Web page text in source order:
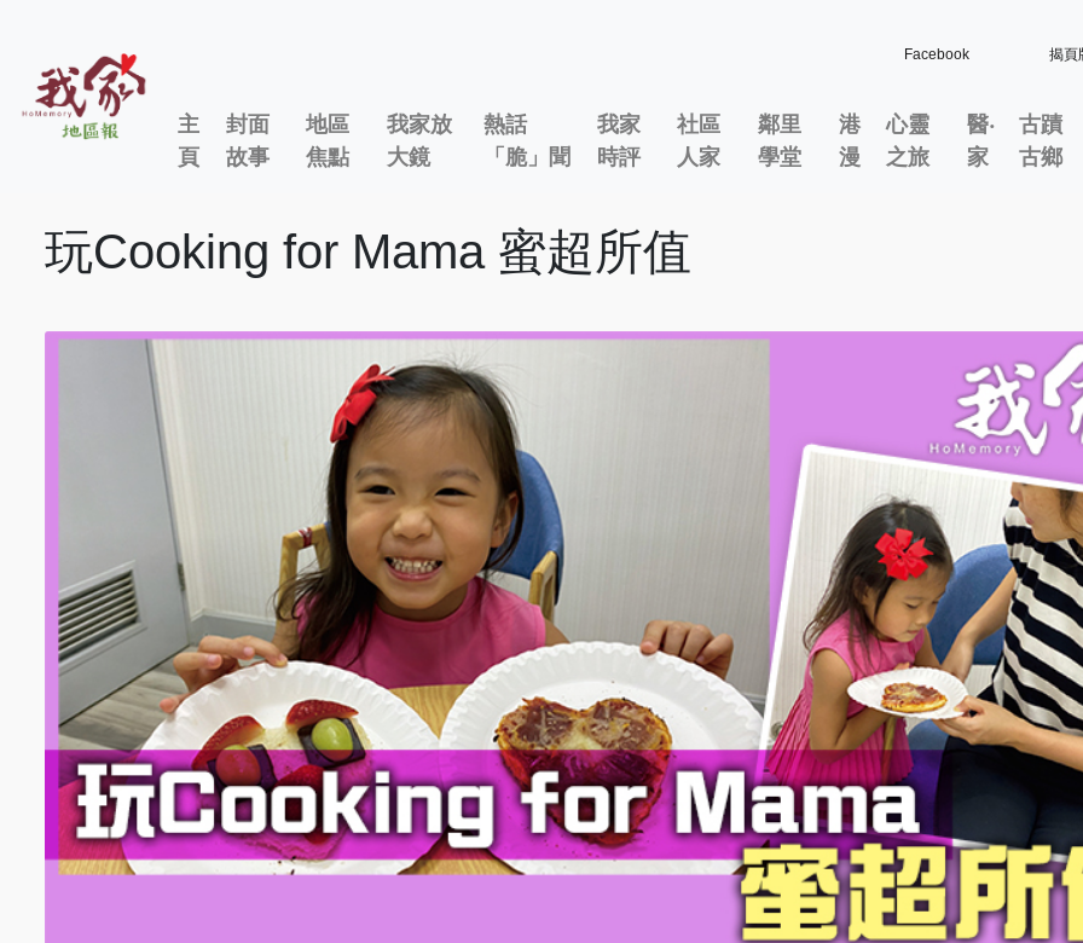
Facebook 揭頁
主
頁
封面
故事
地區
焦點
我家放
大鏡
熱話
「脆」聞
我家
時評
社區
人家
鄰里
學堂
港
漫
心靈
之旅
醫‧
家
古蹟
古鄉
玩Cooking for Mama 蜜超所值